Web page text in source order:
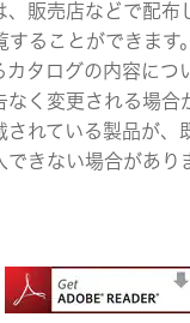
、販売店などで配布
ることができます。
カタログの内容につ
く変更される場合
されている製品が、
できない場合があり